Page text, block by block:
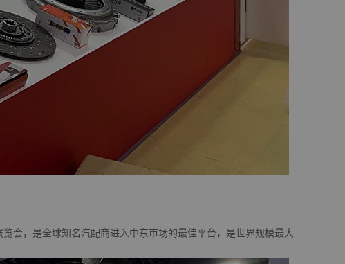
会，是全球知名汽配商进入中东市场的最佳平台，是世界规模最大